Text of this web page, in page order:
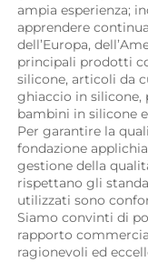
ampia esperienza;
apprendere
dell’Europa,
principali prodotti
silicone, articoli da
ghiaccio in silicone,
bambini in silicone
Per garantire la
fondazione
gestione della
rispettano gli
utilizzati sono
Siamo convinti di
rapporto
ragionevoli ed